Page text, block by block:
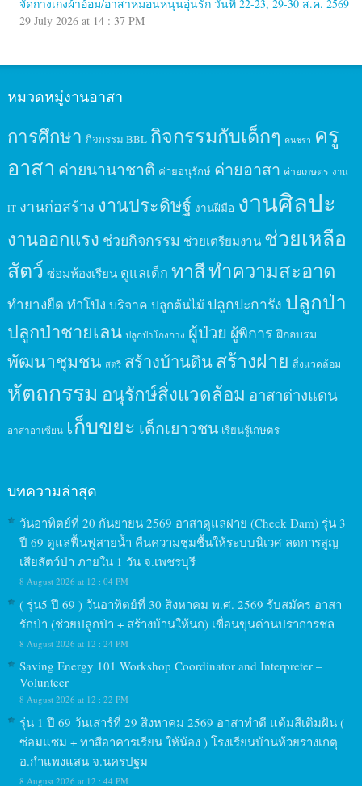
จัดกางเกงผ้าอ้อม/อาสาหมอนหนุนอุ่นรัก วันที่ 22-23, 29-30 ส.ค. 2569
29 July 2026 at 14 : 37 PM
หมวดหมู่งานอาสา
การศึกษา กิจกรรม BBL กิจกรรมกับเด็กๆ คนชรา ครู
อาสา ค่ายนานาชาติ ค่ายอนุรักษ์ ค่ายอาสา ค่ายเกษตร งาน
IT งานก่อสร้าง งานประดิษฐ์ งานฝีมือ งานศิลปะ
งานออกแรง ช่วยกิจกรรม ช่วยเตรียมงาน ช่วยเหลือ
สัตว์ ซ่อมห้องเรียน ดูแลเด็ก ทาสีทำความสะอาด
ทำยางยืด ทำโป่ง บริจาค ปลูกต้นไม้ ปลูกปะการัง ปลูกป่า
ปลูกป่าชายเลน ปลูกป่าโกงกาง ผู้ป่วย ผู้พิการ ฝึกอบรม
พัฒนาชุมชน สตรี สร้างบ้านดินสร้างฝาย สิ่งแวดล้อม
หัตถกรรม อนุรักษ์สิ่งแวดล้อม อาสาต่างแดน
อาสาอาเซียน เก็บขยะ เด็กเยาวชน เรียนรู้เกษตร
บทความล่าสุด
วันอาทิตย์ที่ 20 กันยายน 2569 อาสาดูแลฝาย (Check Dam) รุ่น 3
ปี 69 ดูแลฟื้นฟูสายน้ำ คืนความชุมชื้นให้ระบบนิเวศ ลดการสูญ
เสียสัตว์ป่า ภายใน 1 วัน จ.เพชรบุรี
8 August 2026 at 12 : 04 PM
( รุ่น5 ปี 69 ) วันอาทิตย์ที่ 30 สิงหาคม พ.ศ. 2569 รับสมัคร อาสา
รักป่า (ช่วยปลูกป่า + สร้างบ้านให้นก) เขื่อนขุนด่านปราการชล
8 August 2026 at 12 : 24 PM
Saving Energy 101 Workshop Coordinator and Interpreter –
Volunteer
8 August 2026 at 12 : 22 PM
รุ่น 1 ปี 69 วันเสาร์ที่ 29 สิงหาคม 2569 อาสาทำดี แต้มสีเติมฝัน (
ซ่อมแซม + ทาสีอาคารเรียน ให้น้อง ) โรงเรียนบ้านห้วยรางเกตุ
อ.กำแพงแสน จ.นครปฐม
8 August 2026 at 12 : 44 PM